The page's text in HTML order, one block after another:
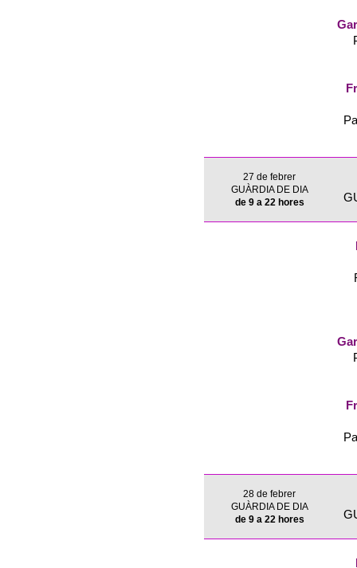
27 de febrer
GUÀRDIA DE DIA
de 9 a 22 hores
28 de febrer
GUÀRDIA DE DIA
de 9 a 22 hores